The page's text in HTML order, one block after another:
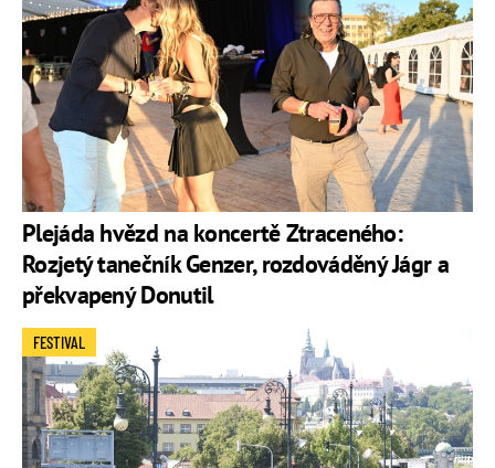
Plejáda hvězd na koncertě Ztraceného:
Rozjetý tanečník Genzer, rozdováděný Jágr a
překvapený Donutil
FESTIVAL